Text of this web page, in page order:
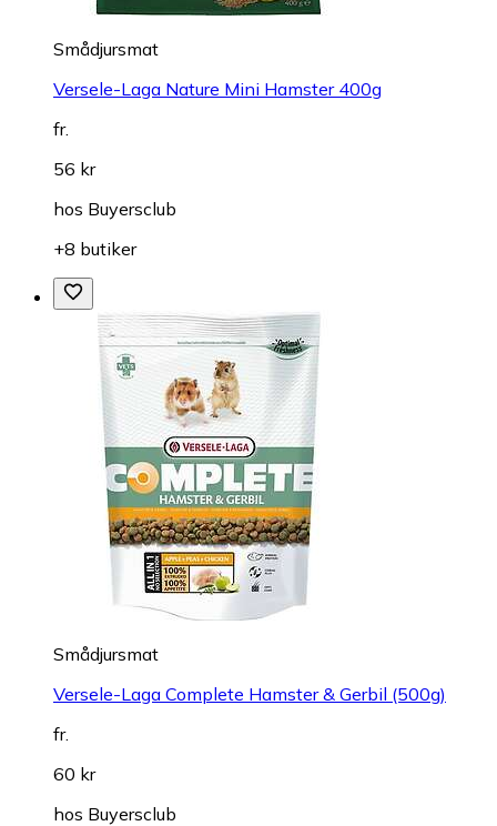
Smådjursmat
Versele-Laga Nature Mini Hamster 400g
fr.
56 kr
hos Buyersclub
+8 butiker
Smådjursmat
Versele-Laga Complete Hamster & Gerbil (500g)
fr.
60 kr
hos Buyersclub